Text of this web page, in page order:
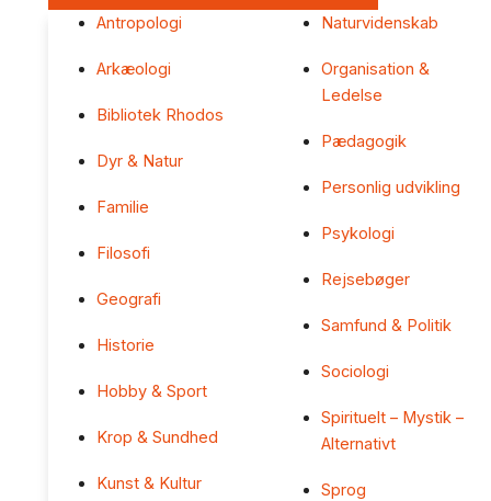
Antropologi
Arkæologi
Bibliotek Rhodos
Dyr & Natur
Familie
Filosofi
Geografi
Historie
Hobby & Sport
Krop & Sundhed
Kunst & Kultur
Naturvidenskab
Organisation &
Ledelse
Pædagogik
Personlig udvikling
Psykologi
Rejsebøger
Samfund & Politik
Sociologi
Spirituelt – Mystik –
Alternativt
Sprog